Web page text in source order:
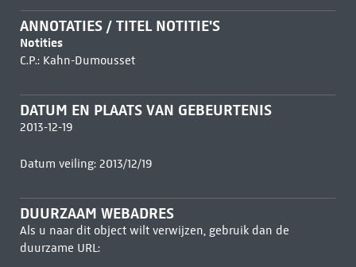
ANNOTATIES / TITEL NOTITIE'S
Notities
C.P.: Kahn-Dumousset
DATUM EN PLAATS VAN GEBEURTENIS
2013-12-19
Datum veiling: 2013/12/19
DUURZAAM WEBADRES
Als u naar dit object wilt verwijzen, gebruik dan de
duurzame URL: